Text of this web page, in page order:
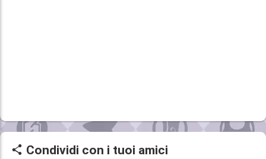
Condividi con i tuoi amici